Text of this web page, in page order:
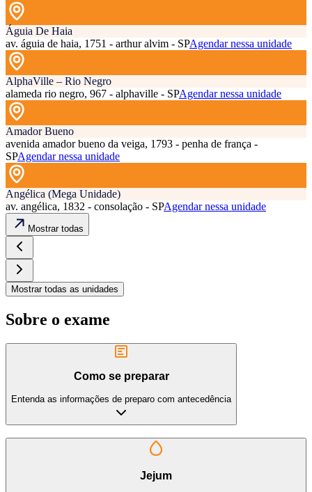
Águia De Haia
av. águia de haia, 1751 - arthur alvim - SPAgendar nessa unidade
AlphaVille – Rio Negro
alameda rio negro, 967 - alphaville - SPAgendar nessa unidade
Amador Bueno
avenida amador bueno da veiga, 1793 - penha de frança -
SPAgendar nessa unidade
Angélica (Mega Unidade)
av. angélica, 1832 - consolação - SPAgendar nessa unidade
Mostrar todas
Mostrar todas as unidades
Sobre o exame
Como se preparar
Entenda as informações de preparo com antecedência
Jejum